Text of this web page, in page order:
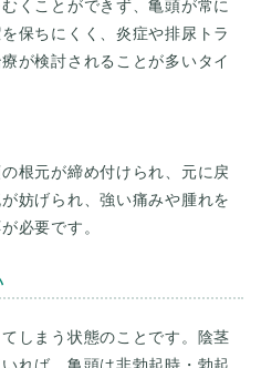
くことができず、亀頭が常に
保ちにくく、炎症や排尿トラ
が検討されることが多いタイ
根元が締め付けられ、元に戻
妨げられ、強い痛みや腫れを
しまう状態のことです。陰茎